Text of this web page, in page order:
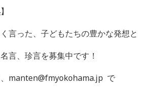
】
言った、 子どもたちの豊かな発想と
言、珍言を募集中です！
、manten@fmyokohama.jp で